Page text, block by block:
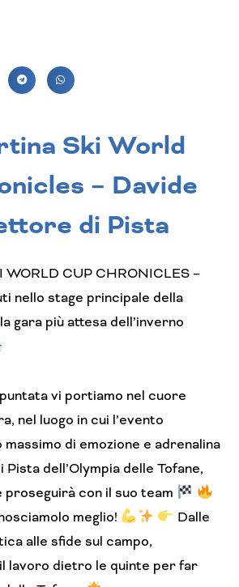
Ski World
– Davide
di Pista
WORLD CUP CHRONICLES –
nello stage principale della
gara più attesa dell’inverno
vi portiamo nel cuore
nel luogo in cui l’evento
di emozione e adrenalina
dell’Olympia delle Tofane,
proseguirà con il suo team
meglio!
Dalle
alle sfide sul campo,
lavoro dietro le quinte per far